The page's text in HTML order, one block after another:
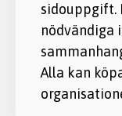
sidouppgift.
nödvändiga
Alla kan